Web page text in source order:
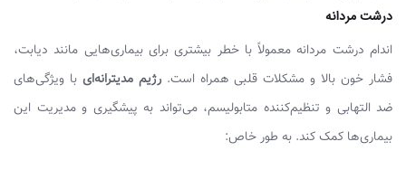
درشت مردانه
اندام درشت مردانه معمولاً با خطر بیشتری برای بیماری‌هایی مانند دیابت،
فشار خون بالا و مشکلات قلبی همراه است.رژیم مدیترانه‌ای با ویژگی‌های
ضد التهابی و تنظیم‌کننده متابولیسم، می‌تواند به پیشگیری و مدیریت این
بیماری‌ها کمک کند. به طور خاص: